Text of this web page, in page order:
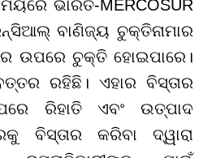
ଭାରତ-MERCOSUR
ବାଣିଜ୍ୟ ଚୁକ୍ତିନାମାର
ଉପରେ ଚୁକ୍ତି ହୋଇପାରେ।
ରହିଛି। ଏହାର ବିସ୍ତାର
ରିହାତି ଏବଂ ଉତ୍ପାଦ
ବିସ୍ତାର କରିବା ଦ୍ୱାରା